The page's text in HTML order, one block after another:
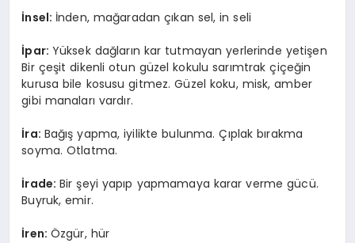
İnsel: İnden, mağaradan çıkan sel, in seli
İpar: Yüksek dağların kar tutmayan yerlerinde yetişen
Bir çeşit dikenli otun güzel kokulu sarımtrak çiçeğin
kurusa bile kosusu gitmez. Güzel koku, misk, amber
gibi manaları vardır.
İra: Bağış yapma, iyilikte bulunma. Çıplak bırakma
soyma. Otlatma.
İrade:Bir şeyi yapıp yapmamaya karar verme gücü.
Buyruk, emir.
İren: Özgür, hür